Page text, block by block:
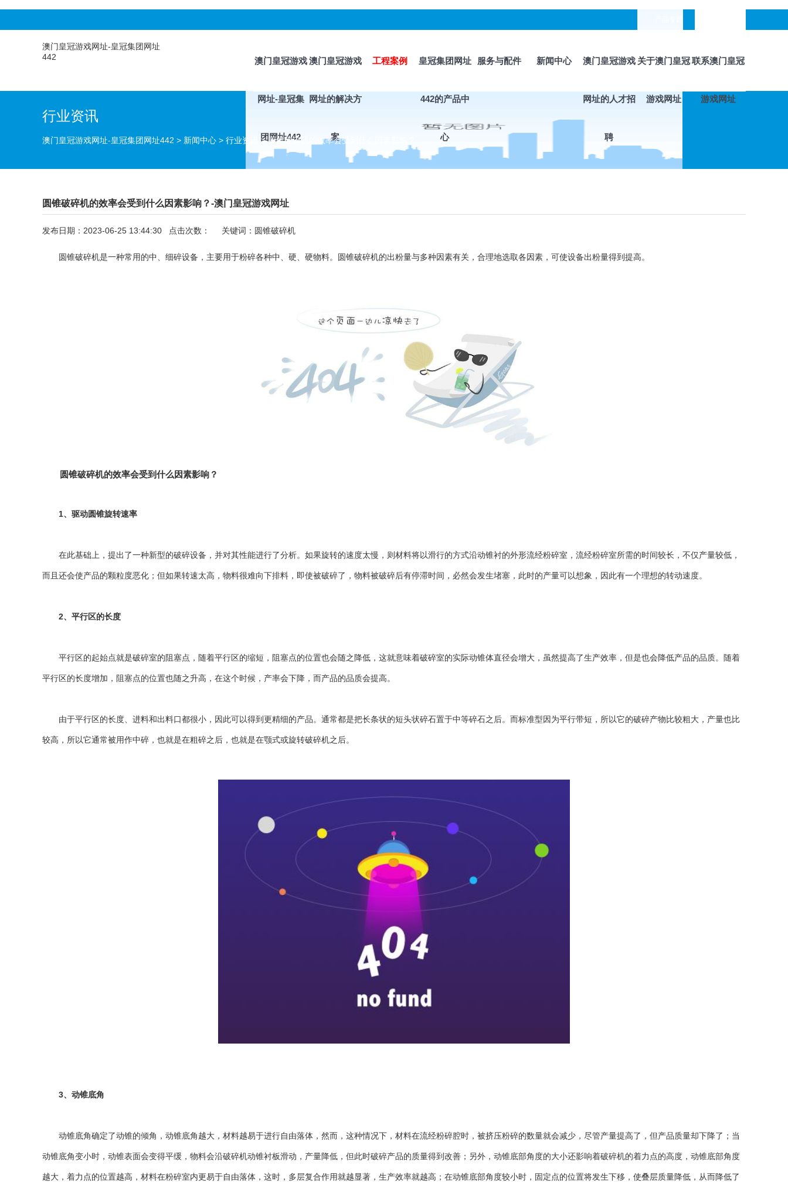
澳门皇冠游戏网址-皇冠集团网址
442
澳门皇冠游戏
网址-皇冠集
团网址442
澳门皇冠游戏
网址的解决方
案
工程案例 皇冠集团网址
442的产品中
心
服务与配件 新闻中心 澳门皇冠游戏
网址的人才招
聘
关于澳门皇冠
游戏网址
联系澳门皇冠
游戏网址
行业资讯
澳门皇冠游戏网址-皇冠集团网址442 > 新闻中心 > 行业资讯 >圆锥破碎机的效率会受到什么因素影响？
圆锥破碎机的效率会受到什么因素影响？-澳门皇冠游戏网址
发布日期：2023-06-25 13:44:30 点击次数： 关键词：圆锥破碎机
圆锥破碎机是一种常用的中、细碎设备，主要用于粉碎各种中、硬、硬物料。圆锥破碎机的出粉量与多种因素有关，合理地选取各因素，可使设备出粉量得到提高。
圆锥破碎机的效率会受到什么因素影响？
1、驱动圆锥旋转速率
在此基础上，提出了一种新型的破碎设备 ，并对其性能进行了分析。如果旋转的速度太慢，则材料将以滑行的方式沿动锥衬的外形流经粉碎室，流经粉碎室所需的时间较长，不仅产量较低，
而且还会使产品的颗粒度恶化；但如果转速太高，物料很难向下排料，即使被破碎了，物料被破碎后有停滞时间，必然会发生堵塞，此时的产量可以想象，因此有一个理想的转动速度。
2、平行区的长度
平行区的起始点就是破碎室的阻塞点，随着平行区的缩短，阻塞点的位置也会随之降低，这就意味着破碎室的实际动锥体直径会增大，虽然提高了生产效率，但是也会降低产品的品质。随着
平行区的长度增加，阻塞点的位置也随之升高，在这个时候，产率会下降，而产品的品质会提高。
由于平行区的长度、进料和出料口都很小，因此可以得到更精细的产品。通常都是把长条状的短头状碎石置于中等碎石之后。而标准型因为平行带短，所以它的破碎产物比较粗大，产量也比
较高，所以它通常被用作中碎，也就是在粗碎之后，也就是在颚式或旋转破碎机之后。
3、动锥底角
动锥底角确定了动锥的倾角，动锥底角越大，材料越易于进行自由落体，然而，这种情况下，材料在流经粉碎腔时，被挤压粉碎的数量就会减少，尽管产量提高了，但产品质量却下降了；当
动锥底角变小时，动锥表面会变得平缓，物料会沿破碎机动锥衬板滑动，产量降低，但此时破碎产品的质量得到改善；另外，动锥底部角度的大小还影响着破碎机的着力点的高度，动锥底部角度
越大，着力点的位置越高，材料在粉碎室内更易于自由落体，这时，多层复合作用就越显著，生产效率就越高；在动锥底部角度较小时，固定点的位置将发生下移，使叠层质量降低，从而降低了